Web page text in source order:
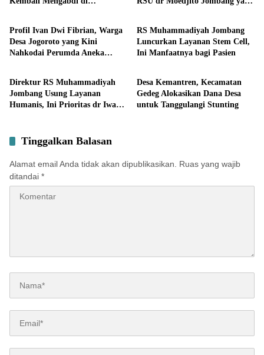
Lifestyle
Profil Ivan Dwi Fibrian, Warga
Desa Jogoroto yang Kini
Nahkodai Perumda Aneka
Lifestyle
RS Muhammadiyah Jombang
Luncurkan Layanan Stem Cell,
Ini Manfaatnya bagi Pasien
Lifestyle
Direktur RS Muhammadiyah
Jombang Usung Layanan
Humanis, Ini Prioritas dr Iwan
Lifestyle
Desa Kemantren, Kecamatan
Gedeg Alokasikan Dana Desa
untuk Tanggulangi Stunting
Tinggalkan Balasan
Alamat email Anda tidak akan dipublikasikan.
Ruas yang wajib
ditandai *